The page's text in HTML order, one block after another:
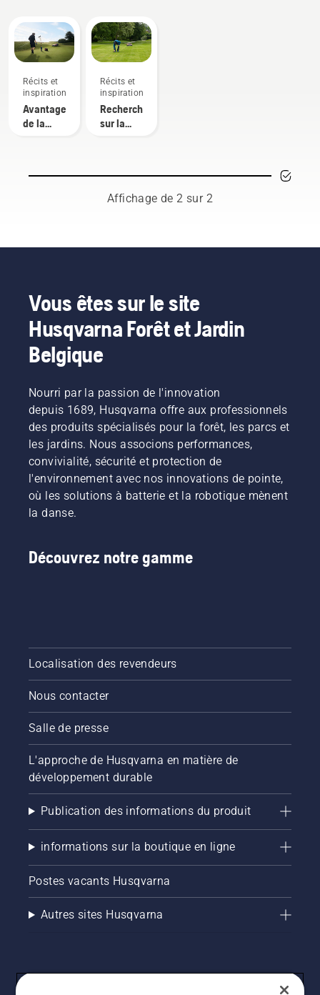
Récits et
inspiration
Avantages
de la
intendants
Récits et
inspiration
Recherches
sur la
Affichage de 2 sur 2
Vous êtes sur le site
Husqvarna Forêt et Jardin
Belgique
Nourri par la passion de l'innovation
depuis 1689, Husqvarna offre aux professionnels
des produits spécialisés pour la forêt, les parcs et
les jardins. Nous associons performances,
convivialité, sécurité et protection de
l'environnement avec nos innovations de pointe,
où les solutions à batterie et la robotique mènent
la danse.
Découvrez notre gamme
Localisation des revendeurs
Nous contacter
Salle de presse
L'approche de Husqvarna en matière de
développement durable
Publication des informations du produit
informations sur la boutique en ligne
Postes vacants Husqvarna
Autres sites Husqvarna